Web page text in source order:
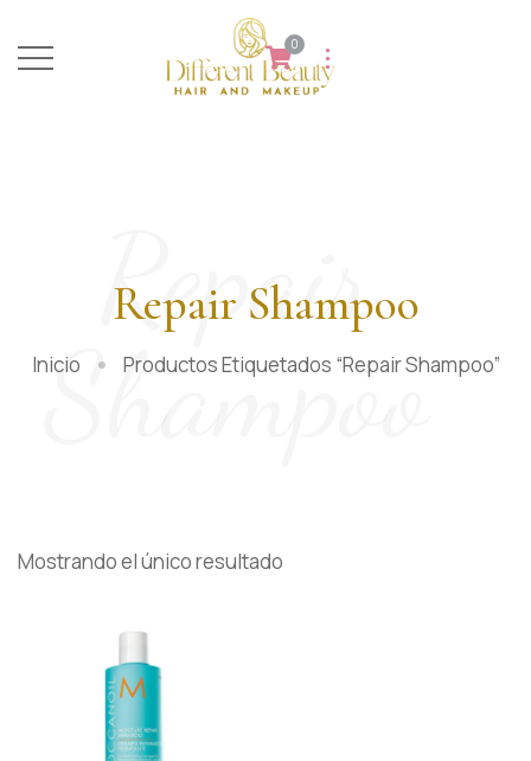
0
Repair
Shampoo
Repair Shampoo
Inicio Productos Etiquetados “repair Shampoo”
Mostrando el único resultado